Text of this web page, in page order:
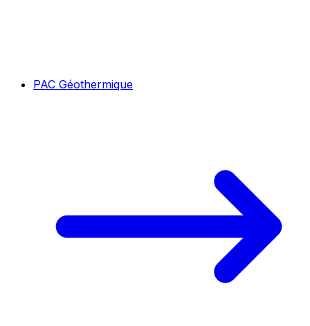
PAC Géothermique